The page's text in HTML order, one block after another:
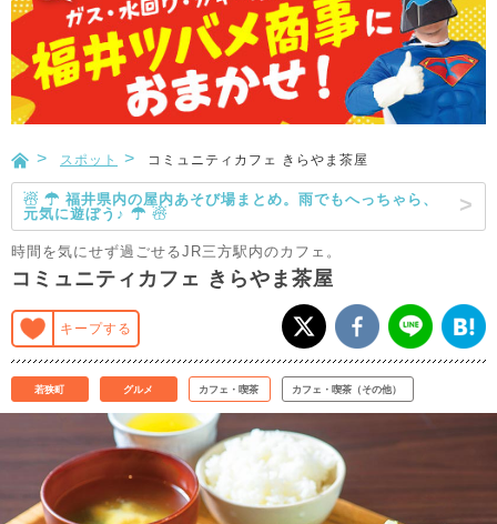
スポット コミュニティカフェ きらやま茶屋
☃ ☂ 福井県内の屋内あそび場まとめ。雨でもへっちゃら、
元気に遊ぼう♪ ☂ ☃
時間を気にせず過ごせるJR三方駅内のカフェ。
コミュニティカフェ きらやま茶屋
キープする
若狭町 グルメ カフェ・喫茶 カフェ・喫茶（その他）